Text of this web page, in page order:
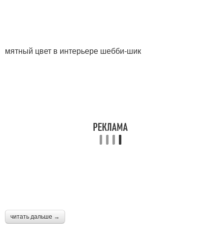
мятный цвет в интерьере шебби-шик
читать дальше →